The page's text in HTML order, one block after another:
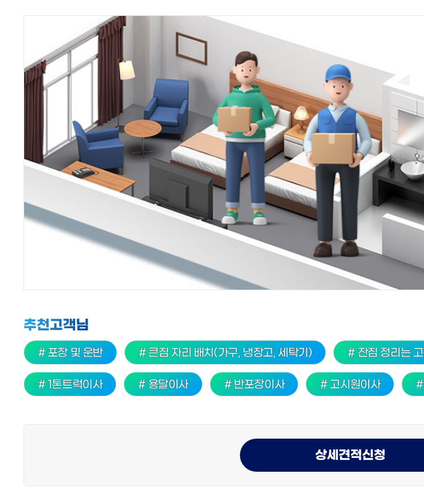
추천고객님
# 포장 및 운반 # 큰짐 자리 배치(가구, 냉장고, 세탁기) # 잔짐 정리는
# 1톤트럭이사 # 용달이사 # 반포장이사 # 고시원이사 #
상세견적신청